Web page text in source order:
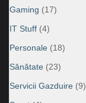
Gaming (17)
IT Stuff (4)
Personale (18)
Sănătate (23)
Servicii Gazduire (9)